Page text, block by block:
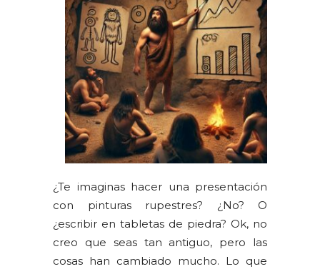
¿Te imaginas hacer una presentación
con pinturas rupestres? ¿No? O
¿escribir en tabletas de piedra? Ok, no
creo que seas tan antiguo, pero las
cosas han cambiado mucho. Lo que